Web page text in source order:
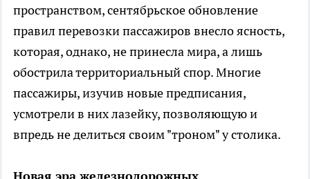
пространством, сентябрьское обновление
правил перевозки пассажиров внесло ясность,
которая, однако, не принесла мира, а лишь
обострила территориальный спор. Многие
пассажиры, изучив новые предписания,
усмотрели в них лазейку, позволяющую и
впредь не делиться своим "троном" у столика.
Новая эра железнодорожных